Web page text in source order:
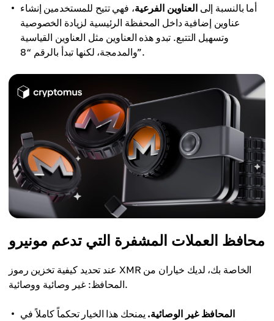
أما بالنسبة إلىالعناوين الفرعية، فهي تتيح للمستخدمين إنشاء
عناوين إضافية داخل المحفظة الرئيسية لزيادة الخصوصية
وتسهيل التتبع. تبدو هذه العناوين مثل العناوين القياسية
والمدمجة، لكنها تبدأ بالرقم “8”.
محافظ العملات المشفرة التي تدعم مونيرو
عند تحديد كيفية تخزين رموز XMR الخاصة بك، لديك خياران من
المحافظ: غير وصائية ووصائية.
المحافظ غير الوصائية. يمنحك هذا الخيار تحكماً كاملاً في